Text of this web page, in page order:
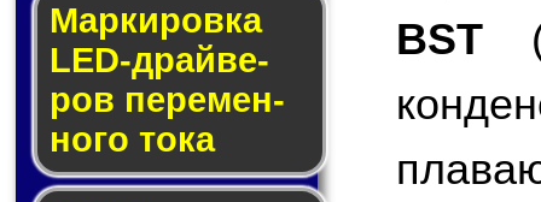
Маркировка
LED-драй­ве­
ров пе­ре­мен­
но­го то­ка
BST